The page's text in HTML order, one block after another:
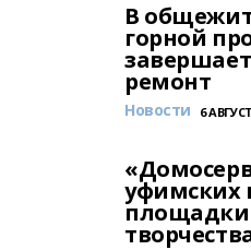
В
горной
ремонт
Новости 6
уфимских